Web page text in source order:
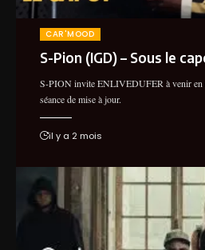
CAR'MOOD
S-Pion (IGD) – Sous le
S-PION invite ENLIVEDUFER à venir en
séance de mise à jour.
il y a 2 mois